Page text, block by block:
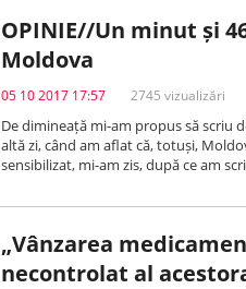
OPINIE//Un minut și
Moldova
05 10 2017 17:57 2745 vizualizări
De dimineață mi-am propus să scriu
altă zi, când am aflat că, totuși,
sensibilizat, mi-am zis, după ce am
„Vânzarea
necontrolat al